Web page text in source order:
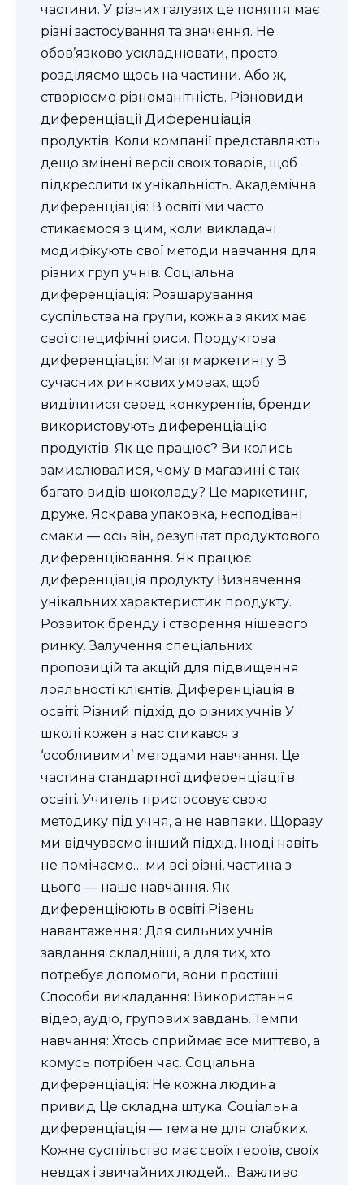
частини. У різних галузях це поняття має
різні застосування та значення. Не
обов’язково ускладнювати, просто
розділяємо щось на частини. Або ж,
створюємо різноманітність. Різновиди
диференціації Диференціація
продуктів: Коли компанії представляють
дещо змінені версії своїх товарів, щоб
підкреслити їх унікальність. Академічна
диференціація: В освіті ми часто
стикаємося з цим, коли викладачі
модифікують свої методи навчання для
різних груп учнів. Соціальна
диференціація: Розшарування
суспільства на групи, кожна з яких має
свої специфічні риси. Продуктова
диференціація: Магія маркетингу В
сучасних ринкових умовах, щоб
виділитися серед конкурентів, бренди
використовують диференціацію
продуктів. Як це працює? Ви колись
замислювалися, чому в магазині є так
багато видів шоколаду? Це маркетинг,
друже. Яскрава упаковка, несподівані
смаки — ось він, результат продуктового
диференціювання. Як працює
диференціація продукту Визначення
унікальних характеристик продукту.
Розвиток бренду і створення нішевого
ринку. Залучення спеціальних
пропозицій та акцій для підвищення
лояльності клієнтів. Диференціація в
освіті: Різний підхід до різних учнів У
школі кожен з нас стикався з
‘особливими’ методами навчання. Це
частина стандартної диференціації в
освіті. Учитель пристосовує свою
методику під учня, а не навпаки. Щоразу
ми відчуваємо інший підхід. Іноді навіть
не помічаємо… ми всі різні, частина з
цього — наше навчання. Як
диференціюють в освіті Рівень
навантаження: Для сильних учнів
завдання складніші, а для тих, хто
потребує допомоги, вони простіші.
Способи викладання: Використання
відео, аудіо, групових завдань. Темпи
навчання: Хтось сприймає все миттєво, а
комусь потрібен час. Соціальна
диференціація: Не кожна людина
привид Це складна штука. Соціальна
диференціація — тема не для слабких.
Кожне суспільство має своїх героїв, своїх
невдах і звичайних людей… Важливо